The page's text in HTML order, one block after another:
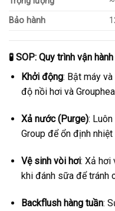
Bảo hành
🧪 SOP: Quy trình vận
Khởi động: Bật máy
độ nồi hơi và
Xả nước (Purge):
Group để ổn định
Vệ sinh vòi hơi: Xả hơi
khi đánh sữa để tránh
Backflush hàng tuần: